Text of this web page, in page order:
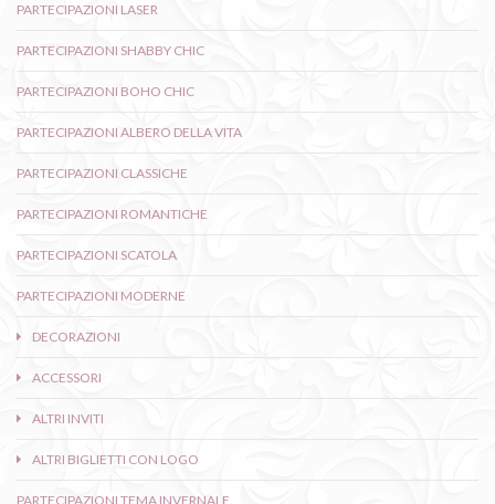
PARTECIPAZIONI LASER
PARTECIPAZIONI SHABBY CHIC
PARTECIPAZIONI BOHO CHIC
PARTECIPAZIONI ALBERO DELLA VITA
PARTECIPAZIONI CLASSICHE
PARTECIPAZIONI ROMANTICHE
PARTECIPAZIONI SCATOLA
PARTECIPAZIONI MODERNE
DECORAZIONI
ACCESSORI
ALTRI INVITI
ALTRI BIGLIETTI CON LOGO
PARTECIPAZIONI TEMA INVERNALE